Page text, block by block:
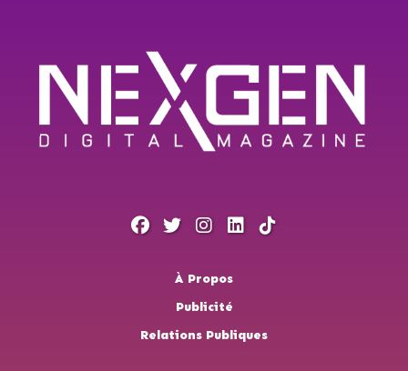
À Propos
Publicité
Relations Publiques